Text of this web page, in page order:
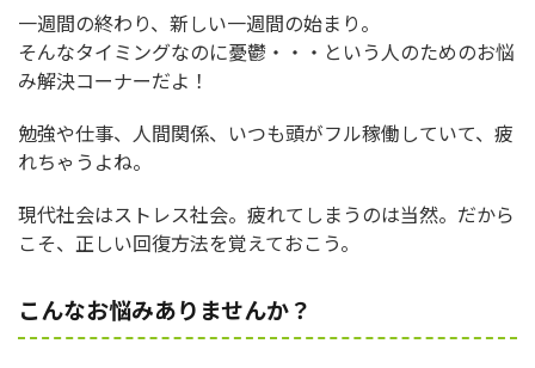
一週間の終わり、新しい一週間の始まり。
そんなタイミングなのに憂鬱・・・という人のためのお悩
み解決コーナーだよ！
勉強や仕事、人間関係、いつも頭がフル稼働していて、疲
れちゃうよね。
現代社会はストレス社会。疲れてしまうのは当然。だから
こそ、正しい回復方法を覚えておこう。
こんなお悩みありませんか？